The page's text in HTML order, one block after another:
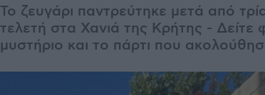
Το ζευγάρι παντρεύτηκε μετά από
τελετή στα Χανιά της Κρήτης - Δείτε
μυστήριο και το πάρτι που